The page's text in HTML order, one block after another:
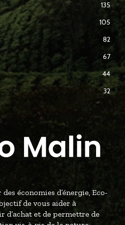
135
105
82
67
44
32
économies d’énergie, Eco-
de vous aider à
d’achat et de permettre de